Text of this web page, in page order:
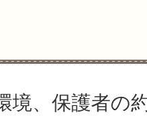
境、保護者の